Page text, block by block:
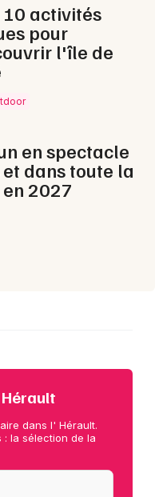
10 activités
pour
l'île de
en spectacle
dans toute la
2027
dans l' Hérault.
: la sélection de la